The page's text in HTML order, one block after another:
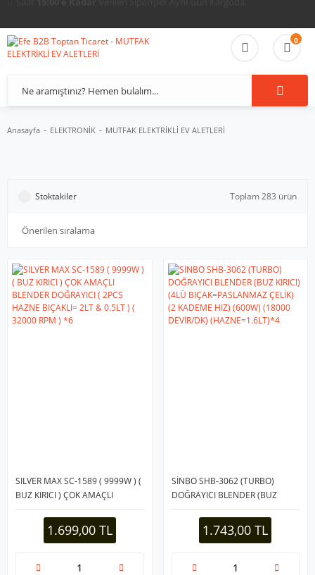
0
Anasayfa ELEKTRONİK MUTFAK ELEKTRİKLİ EV ALETLERİ
Stoktakiler Toplam 283 ürün
SILVER MAX SC-1589 ( 9999W ) (
BUZ KIRICI ) ÇOK AMAÇLI
BLENDER DOĞRAYICI ( 2PCS
HAZNE BIÇAKLI= 2LT & 0.5LT ) (
32000 RPM ) *61.699,00 TL
SİNBO SHB-3062 (TURBO)
DOĞRAYICI BLENDER (BUZ
KIRICI) (4LÜ BIÇAK=PASLANMAZ
ÇELİK) (2 KADEME HIZ) (600W)
(18000 DEVİR/DK)
1.743,00 TL